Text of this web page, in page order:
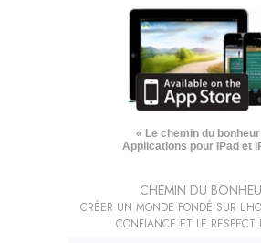
« Le chemin du
Applications pour iPad et
CHEMIN DU
CRÉER UN MONDE FONDÉ SUR
CONFIANCE ET LE RESPECT